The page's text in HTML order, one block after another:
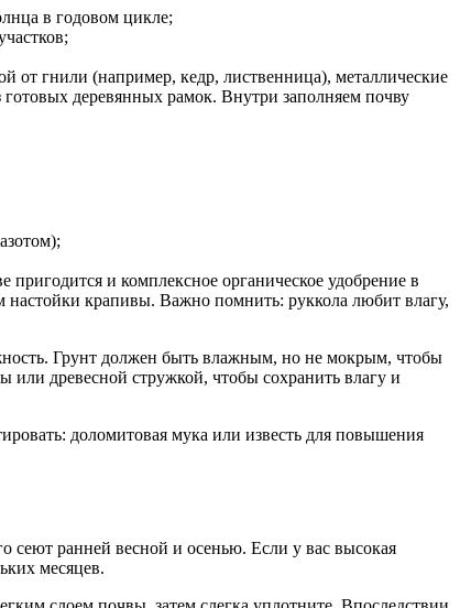
в годовом цикле;
от гнили (например, кедр, лиственница), металлические
деревянных рамок. Внутри заполняем почву
и комплексное органическое удобрение в
настойки крапивы. Важно помнить: руккола любит влагу,
Грунт должен быть влажным, но не мокрым, чтобы
или древесной стружкой, чтобы сохранить влагу и
доломитовая мука или известь для повышения
сеют ранней весной и осенью. Если у вас высокая
месяцев.